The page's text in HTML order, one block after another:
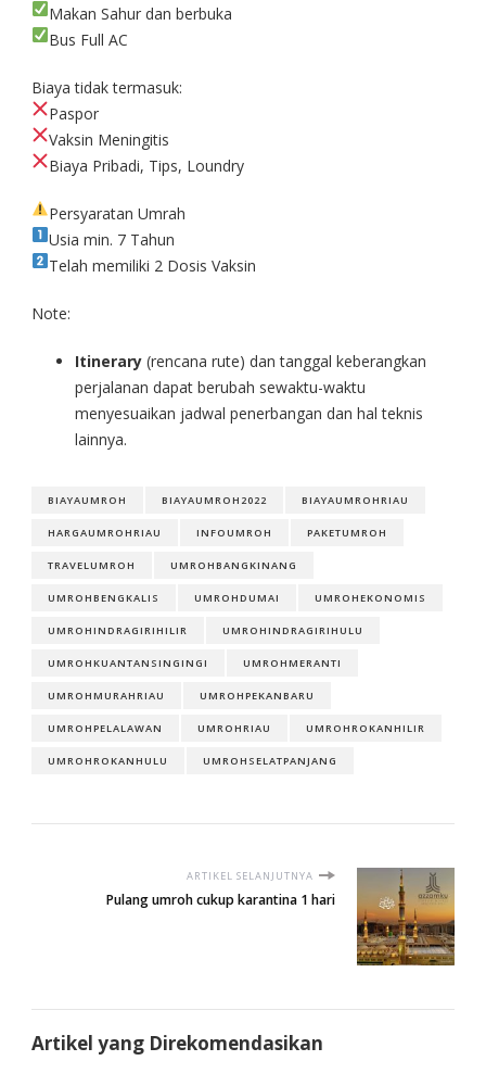
Makan Sahur dan berbuka
Bus Full AC
Biaya tidak termasuk:
Paspor
Vaksin Meningitis
Biaya Pribadi, Tips, Loundry
Persyaratan Umrah
Usia min. 7 Tahun
Telah memiliki 2 Dosis Vaksin
Note:
Itinerary (rencana rute) dan tanggal keberangkan
perjalanan dapat berubah sewaktu-waktu
menyesuaikan jadwal penerbangan dan hal teknis
lainnya.
BIAYAUMROH BIAYAUMROH2022 BIAYAUMROHRIAU
HARGAUMROHRIAU INFOUMROH PAKETUMROH
TRAVELUMROH UMROHBANGKINANG
UMROHBENGKALIS UMROHDUMAI UMROHEKONOMIS
UMROHINDRAGIRIHILIR UMROHINDRAGIRIHULU
UMROHKUANTANSINGINGI UMROHMERANTI
UMROHMURAHRIAU UMROHPEKANBARU
UMROHPELALAWAN UMROHRIAU UMROHROKANHILIR
UMROHROKANHULU UMROHSELATPANJANG
ARTIKEL SELANJUTNYA
Pulang umroh cukup karantina 1 hari
Artikel yang Direkomendasikan